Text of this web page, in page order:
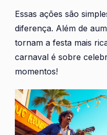
Essas ações são
diferença. Além de
tornam a festa mais
carnaval é sobre
momentos!